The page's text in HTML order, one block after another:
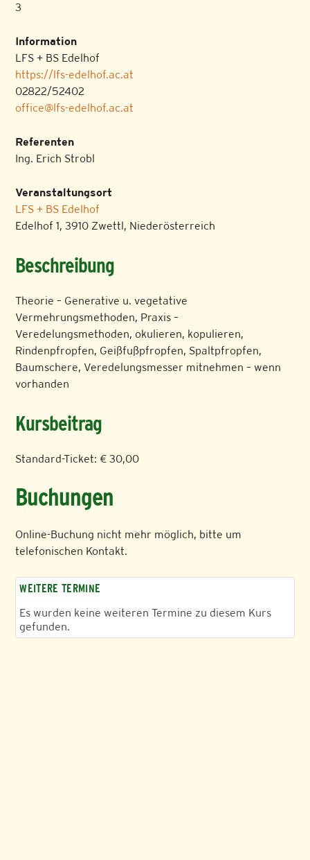
3
Information
LFS + BS Edelhof
https://lfs-edelhof.ac.at
02822/52402
office@lfs-edelhof.ac.at
Referenten
Ing. Erich Strobl
Veranstaltungsort
LFS + BS Edelhof
Edelhof 1, 3910 Zwettl, Niederösterreich
Beschreibung
Theorie – Generative u. vegetative
Vermehrungsmethoden, Praxis –
Veredelungsmethoden, okulieren, kopulieren,
Rindenpfropfen, Geißfußpfropfen, Spaltpfropfen,
Baumschere, Veredelungsmesser mitnehmen – wenn
vorhanden
Kursbeitrag
Standard-Ticket: € 30,00
Buchungen
Online-Buchung nicht mehr möglich, bitte um
telefonischen Kontakt.
WEITERE TERMINE
Es wurden keine weiteren Termine zu diesem Kurs
gefunden.